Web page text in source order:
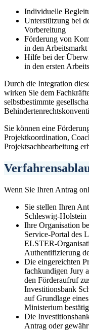
Individuelle
Unterstützung bei
Vorbereitung
Förderung von
in den Arbeitsmarkt
Hilfe bei der
in den ersten
Durch die Integration
wirken Sie dem
selbstbestimmte
Sie können eine
Projektkoordination,
Projektsachbearbeitung
Wenn Sie Ihren Antrag
Sie stellen Ihren
Schleswig-Holstein
Ihre Organisation
Service-Portal des
ELSTER-
Authentifizierung
Die eingereichten
fachkundigen Jury
den Förderaufruf
Investitionsbank
auf Grundlage
Ministerium
Die
Antrag oder